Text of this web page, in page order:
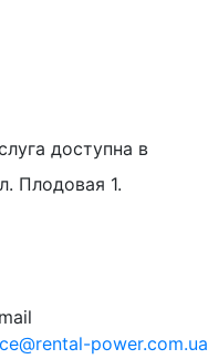
доступна в
Плодовая 1.
power.com.ua